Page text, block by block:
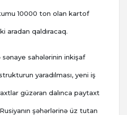
10000 ton olan kartof
aradan qaldıracaq.
sahələrinin inkişaf
yaradılması, yeni iş
güzəran dalınca paytaxt
şəhərlərinə üz tutan